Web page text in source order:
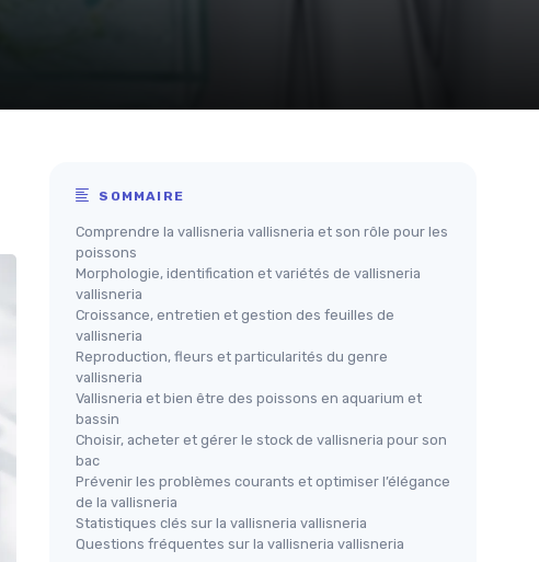
SOMMAIRE
Comprendre la vallisneria vallisneria et son rôle pour les
poissons
Morphologie, identification et variétés de vallisneria
vallisneria
Croissance, entretien et gestion des feuilles de
vallisneria
Reproduction, fleurs et particularités du genre
vallisneria
Vallisneria et bien être des poissons en aquarium et
bassin
Choisir, acheter et gérer le stock de vallisneria pour son
bac
Prévenir les problèmes courants et optimiser l’élégance
de la vallisneria
Statistiques clés sur la vallisneria vallisneria
Questions fréquentes sur la vallisneria vallisneria